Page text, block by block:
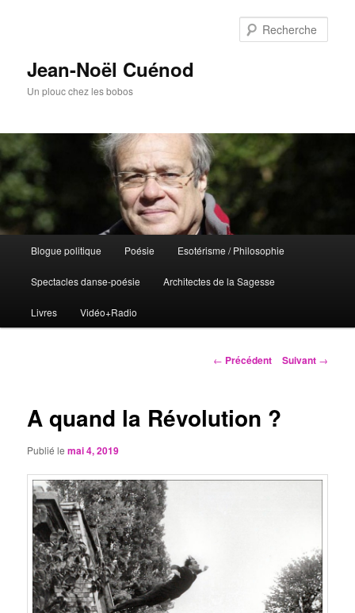
Jean-Noël Cuénod
Un plouc chez les bobos
Aller
au
contenu
Blogue politique Poésie Esotérisme / Philosophie
Spectacles danse-poésie Architectes de la Sagesse
Livres Vidéo+Radio
Navigation
← Précédent Suivant →
A quand la Révolution ?
Publié lemai 4, 2019